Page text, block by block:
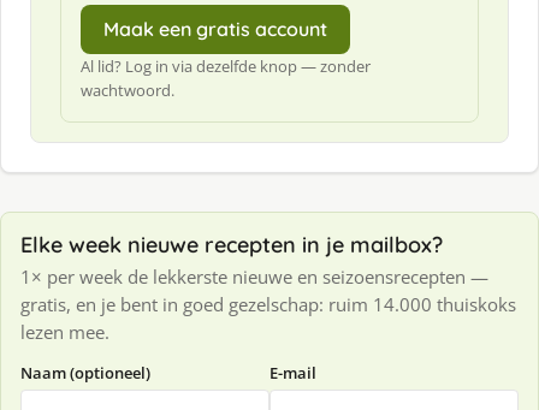
Maak een gratis account
Al lid? Log in via dezelfde knop — zonder
wachtwoord.
Elke week nieuwe recepten in je mailbox?
1× per week de lekkerste nieuwe en seizoensrecepten —
gratis, en je bent in goed gezelschap: ruim 14.000 thuiskoks
lezen mee.
Naam (optioneel) E-mail